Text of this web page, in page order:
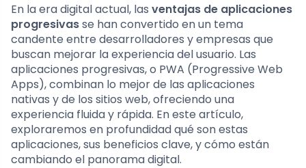
En la era digital actual, las ventajas de aplicaciones
progresivasse han convertido en un tema
candente entre desarrolladores y empresas que
buscan mejorar la experiencia del usuario. Las
aplicaciones progresivas, o PWA (Progressive Web
Apps), combinan lo mejor de las aplicaciones
nativas y de los sitios web, ofreciendo una
experiencia fluida y rápida. En este artículo,
exploraremos en profundidad qué son estas
aplicaciones, sus beneficios clave, y cómo están
cambiando el panorama digital.